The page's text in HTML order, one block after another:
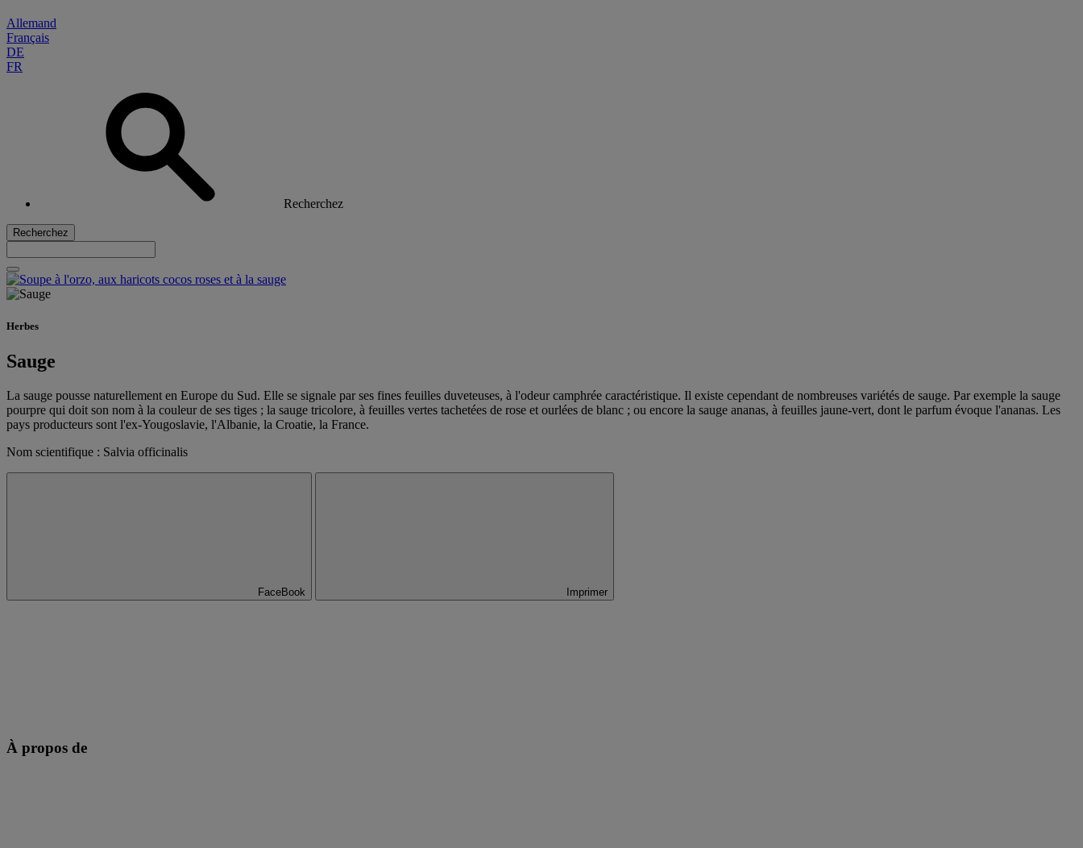
Allemand
Français
DE
FR
Recherchez
Recherchez
Herbes
Sauge
La sauge pousse naturellement en Europe du Sud. Elle se signale par ses fines feuilles duveteuses, à l'odeur camphrée caractéristique. Il existe cependant de nombreuses variétés de sauge. Par exemple la sauge
pourpre qui doit son nom à la couleur de ses tiges ; la sauge tricolore, à feuilles vertes tachetées de rose et ourlées de blanc ; ou encore la sauge ananas, à feuilles jaune-vert, dont le parfum évoque l'ananas. Les
pays producteurs sont l'ex-Yougoslavie, l'Albanie, la Croatie, la France.
Nom scientifique : Salvia officinalis
FaceBook Imprimer
À propos de